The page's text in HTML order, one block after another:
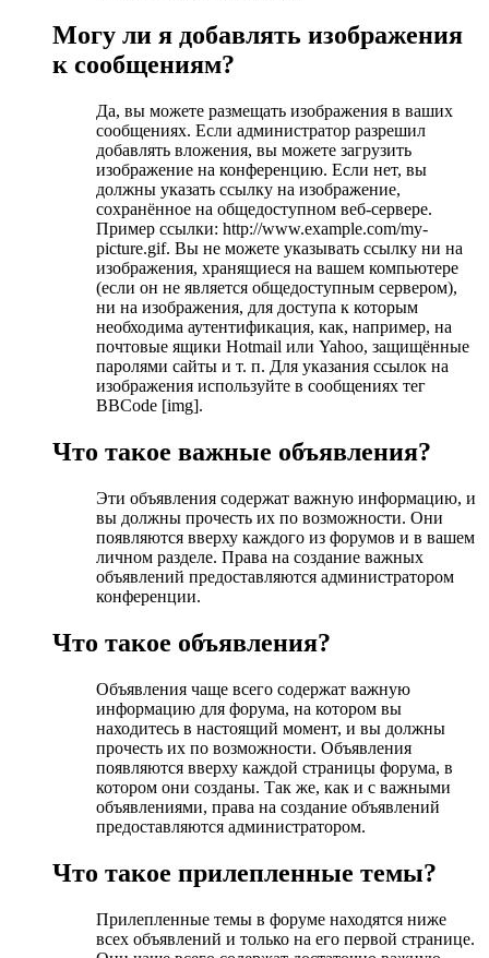
Могу ли я добавлять изображения
к сообщениям?
Да, вы можете размещать изображения в ваших
сообщениях. Если администратор разрешил
добавлять вложения, вы можете загрузить
изображение на конференцию. Если нет, вы
должны указать ссылку на изображение,
сохранённое на общедоступном веб-сервере.
Пример ссылки: http://www.example.com/my-
picture.gif. Вы не можете указывать ссылку ни на
изображения, хранящиеся на вашем компьютере
(если он не является общедоступным сервером),
ни на изображения, для доступа к которым
необходима аутентификация, как, например, на
почтовые ящики Hotmail или Yahoo, защищённые
паролями сайты и т. п. Для указания ссылок на
изображения используйте в сообщениях тег
BBCode [img].
Что такое важные объявления?
Эти объявления содержат важную информацию, и
вы должны прочесть их по возможности. Они
появляются вверху каждого из форумов и в вашем
личном разделе. Права на создание важных
объявлений предоставляются администратором
конференции.
Что такое объявления?
Объявления чаще всего содержат важную
информацию для форума, на котором вы
находитесь в настоящий момент, и вы должны
прочесть их по возможности. Объявления
появляются вверху каждой страницы форума, в
котором они созданы. Так же, как и с важными
объявлениями, права на создание объявлений
предоставляются администратором.
Что такое прилепленные темы?
Прилепленные темы в форуме находятся ниже
всех объявлений и только на его первой странице.